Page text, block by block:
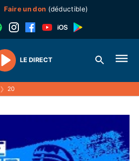
Faire un don (déductible)
Play
LE DIRECT
❯ 20